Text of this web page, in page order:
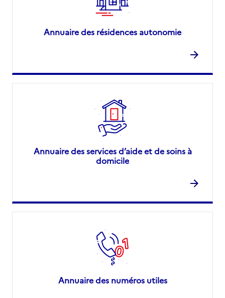
Annuaire des résidences autonomie
Annuaire des services d’aide et de soins à
domicile
Annuaire des numéros utiles